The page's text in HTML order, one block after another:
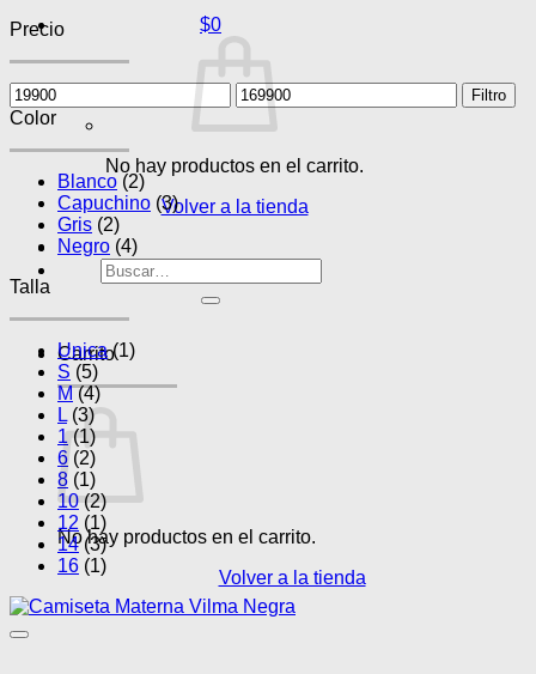
$0
No hay productos en el carrito.
Volver a la tienda
Buscar
por:
Carrito
No hay productos en el carrito.
Volver a la tienda
Precio
Precio
mínimo
Precio
máximo
Filtro
Color
Blanco (2)
Capuchino (3)
Gris (2)
Negro (4)
Talla
Unica (1)
S (5)
M (4)
L (3)
1 (1)
6 (2)
8 (1)
10 (2)
12 (1)
14 (3)
16 (1)